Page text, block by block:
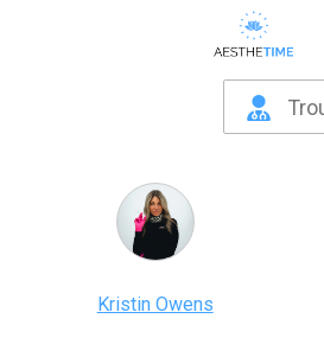
Kristin Owens